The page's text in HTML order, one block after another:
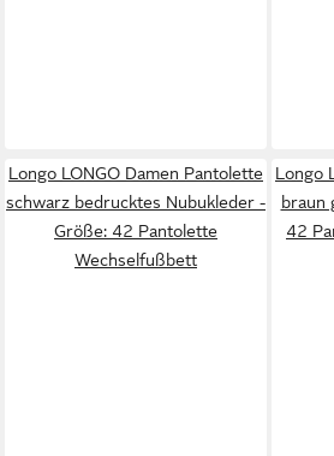
Longo LONGO Damen Pantolette
schwarz bedrucktes Nubukleder -
Größe: 42 Pantolette
Wechselfußbett
Longo
braun
42